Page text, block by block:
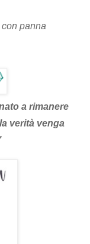
con panna
a rimanere
verità venga